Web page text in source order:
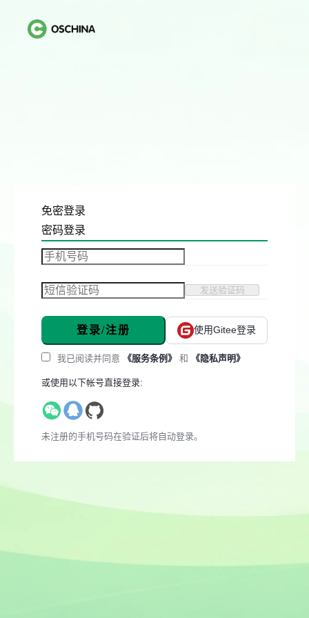
免密登录
密码登录
发送验证码
登录/注册 使用Gitee登录
我已阅读并同意 《服务条例》 和 《隐私声明》
或使用以下帐号直接登录:
未注册的手机号码在验证后将自动登录。